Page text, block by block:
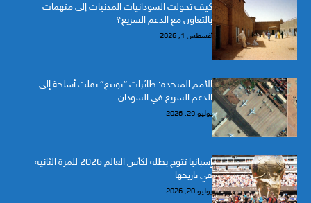
كيف تحولت السودانيات المدنيات إلى متهمات
بالتعاون مع الدعم السريع؟
أغسطس 1, 2026
الأمم المتحدة: طائرات “بوينغ” نقلت أسلحة إلى
الدعم السريع في السودان
يوليو 29, 2026
إسبانيا تتوج بطلة لكأس العالم 2026 للمرة الثانية
في تاريخها
يوليو 20, 2026